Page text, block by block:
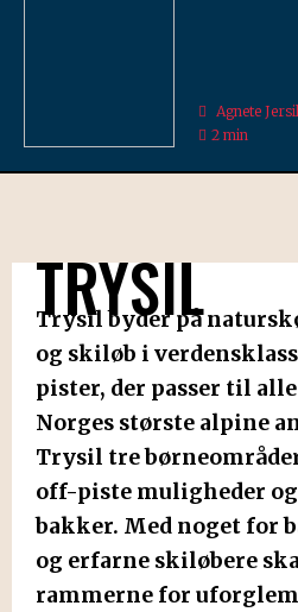
Agnete
2 min
TRYSIL
Trysil byder på
og skiløb i
pister, der passer til
Norges største alpine
Trysil tre
off-piste muligheder
bakker. Med noget for
og erfarne skiløbere
rammerne for